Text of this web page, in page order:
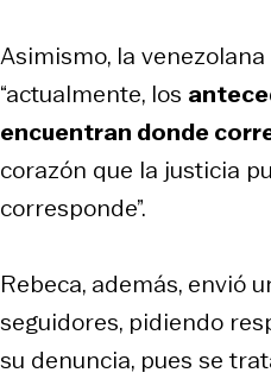
Asimismo, la
“actualmente, los
encuentran donde
corazón que la justicia
corresponde”.
Rebeca, además, envió
seguidores, pidiendo
su denuncia, pues se